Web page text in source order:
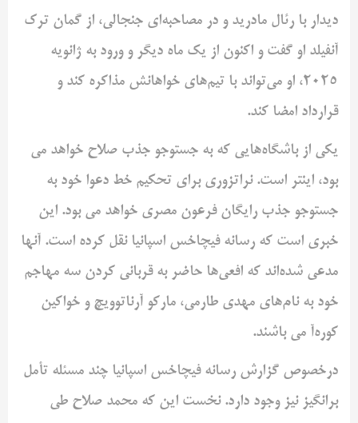
دیدار با رئال مادرید و در مصاحبه‌ای جنجالی، از گمان ترک
آنفیلد او گفت و اکنون از یک ماه دیگر و ورود به ژانویه
2025، او می‌تواند با تیم‌های خواهانش مذاکره کند و
قرارداد امضا کند.
یکی از باشگاه‌هایی که به جستوجو جذب صلاح خواهد می
بود، اینتر است. نراتزوری برای تحکیم خط دعوا خود به
جستوجو جذب رایگان فرعون مصری خواهد می بود. این
خبری است که رسانه فیچاخس اسپانیا نقل کرده است. آنها
مدعی شده‌اند که افعی‌ها حاضر به قربانی کردن سه مهاجم
خود به نام‌های مهدی طارمی، مارکو آرناتوویچ و خواکین
کوره‌آ می باشند.
درخصوص گزارش رسانه فیچاخس اسپانیا چند مسئله تأمل
برانگیز نیز وجود دارد. نخست این که محمد صلاح طی